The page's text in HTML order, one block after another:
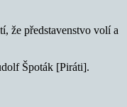
že představenstvo volí a
Špoták [Piráti].